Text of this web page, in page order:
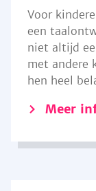
Voor
een
niet altijd
met andere
hen heel
Meer